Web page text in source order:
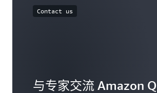
Contact us
与专家交流 Amazon